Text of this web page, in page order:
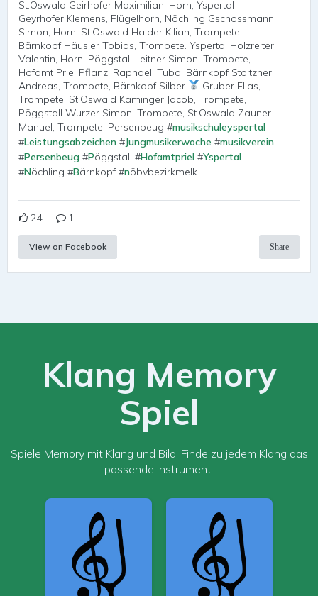
St.Oswald Geirhofer Maximilian, Horn, Yspertal
Geyrhofer Klemens, Flügelhorn, Nöchling Gschossmann
Simon, Horn, St.Oswald Haider Kilian, Trompete,
Bärnkopf Häusler Tobias, Trompete. Yspertal Holzreiter
Valentin, Horn. Pöggstall Leitner Simon. Trompete,
Hofamt Priel Pflanzl Raphael, Tuba, Bärnkopf Stoitzner
Andreas, Trompete, Bärnkopf Silber
Gruber Elias,
Trompete. St.Oswald Kaminger Jacob, Trompete,
Pöggstall Wurzer Simon, Trompete, St.Oswald Zauner
Manuel, Trompete, Persenbeug #musikschuleyspertal
#Leistungsabzeichen #Jungmusikerwoche #musikverein
#Persenbeug #Pöggstall #Hofamtpriel #Yspertal
#Nöchling #Bärnkopf #nöbvbezirkmelk
24 1
View on Facebook Share
Klang Memory
Spiel
Spiele Memory mit Klang und Bild: Finde zu jedem Klang das
passende Instrument.